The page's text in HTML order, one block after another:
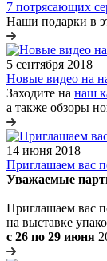
7 потрясающих
Наши подарки в
5 сентября 2018
Новые видео на
Заходите на наш
а также обзоры
14 июня 2018
Приглашаем вас
Уважаемые
Приглашаем вас
на выставке
c 26 по 29 июня